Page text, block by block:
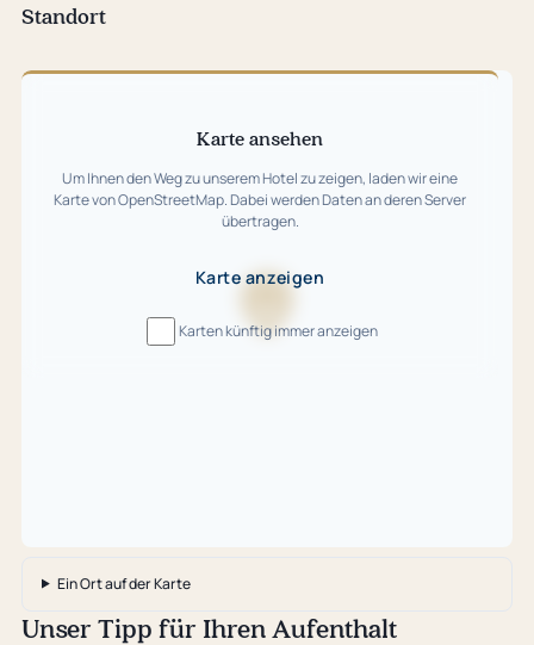
Standort
Karte
Karte ansehen
Um Ihnen den Weg zu unserem Hotel zu zeigen, laden wir eine
Karte von OpenStreetMap. Dabei werden Daten an deren Server
übertragen.
Karte anzeigen
Karten künftig immer anzeigen
wird
Ein Ort auf der Karte
Unser Tipp für Ihren Aufenthalt